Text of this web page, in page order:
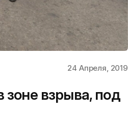
24 Апреля, 2019
зоне взрыва, под